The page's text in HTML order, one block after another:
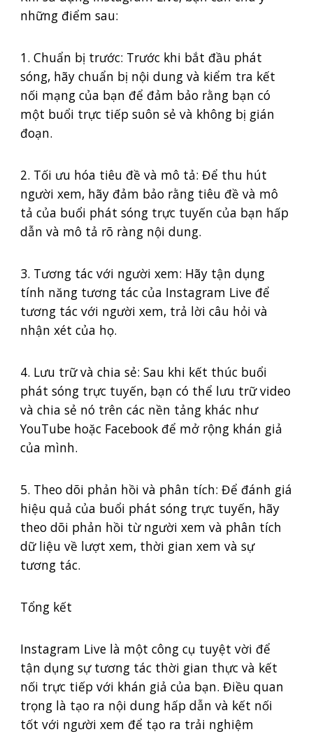
những điểm sau:
1. Chuẩn bị trước: Trước khi bắt đầu phát
sóng, hãy chuẩn bị nội dung và kiểm tra kết
nối mạng của bạn để đảm bảo rằng bạn có
một buổi trực tiếp suôn sẻ và không bị gián
đoạn.
2. Tối ưu hóa tiêu đề và mô tả: Để thu hút
người xem, hãy đảm bảo rằng tiêu đề và mô
tả của buổi phát sóng trực tuyến của bạn hấp
dẫn và mô tả rõ ràng nội dung.
3. Tương tác với người xem: Hãy tận dụng
tính năng tương tác của Instagram Live để
tương tác với người xem, trả lời câu hỏi và
nhận xét của họ.
4. Lưu trữ và chia sẻ: Sau khi kết thúc buổi
phát sóng trực tuyến, bạn có thể lưu trữ video
và chia sẻ nó trên các nền tảng khác như
YouTube hoặc Facebook để mở rộng khán giả
của mình.
5. Theo dõi phản hồi và phân tích: Để đánh giá
hiệu quả của buổi phát sóng trực tuyến, hãy
theo dõi phản hồi từ người xem và phân tích
dữ liệu về lượt xem, thời gian xem và sự
tương tác.
Tổng kết
Instagram Live là một công cụ tuyệt vời để
tận dụng sự tương tác thời gian thực và kết
nối trực tiếp với khán giả của bạn. Điều quan
trọng là tạo ra nội dung hấp dẫn và kết nối
tốt với người xem để tạo ra trải nghiệm